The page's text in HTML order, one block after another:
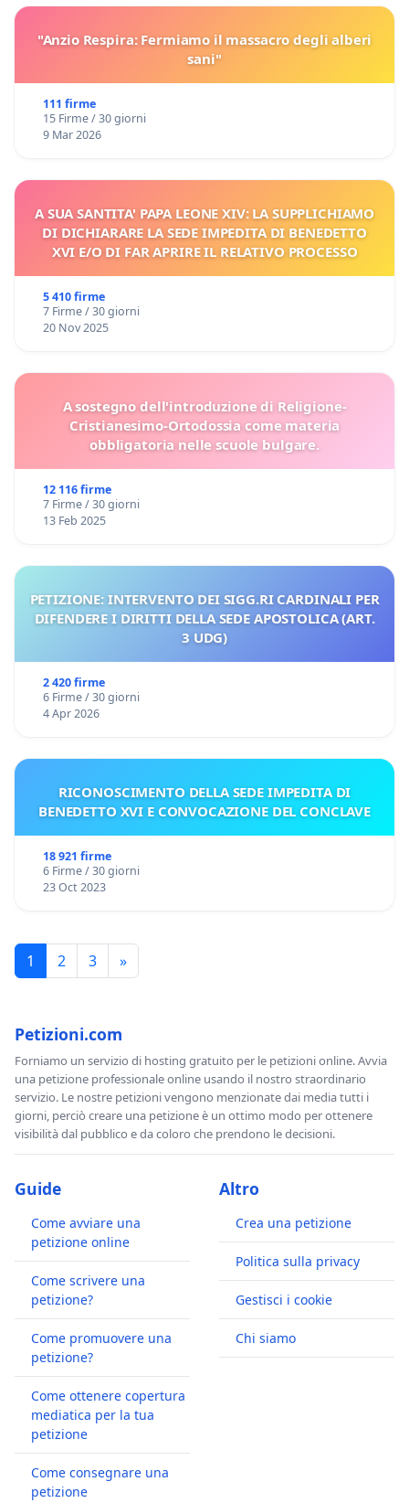
"Anzio Respira: Fermiamo il massacro degli alberi
sani"
111 firme
15 Firme / 30 giorni
9 Mar 2026
A SUA SANTITA' PAPA LEONE XIV: LA SUPPLICHIAMO
DI DICHIARARE LA SEDE IMPEDITA DI BENEDETTO
XVI E/O DI FAR APRIRE IL RELATIVO PROCESSO
5 410 firme
7 Firme / 30 giorni
20 Nov 2025
A sostegno dell'introduzione di Religione-
Cristianesimo-Ortodossia come materia
obbligatoria nelle scuole bulgare.
12 116 firme
7 Firme / 30 giorni
13 Feb 2025
PETIZIONE: INTERVENTO DEI SIGG.RI CARDINALI PER
DIFENDERE I DIRITTI DELLA SEDE APOSTOLICA (ART.
3 UDG)
2 420 firme
6 Firme / 30 giorni
4 Apr 2026
RICONOSCIMENTO DELLA SEDE IMPEDITA DI
BENEDETTO XVI E CONVOCAZIONE DEL CONCLAVE
18 921 firme
6 Firme / 30 giorni
23 Oct 2023
1 2 3 »
Petizioni.com
Forniamo un servizio di hosting gratuito per le petizioni online. Avvia
una petizione professionale online usando il nostro straordinario
servizio. Le nostre petizioni vengono menzionate dai media tutti i
giorni, perciò creare una petizione è un ottimo modo per ottenere
visibilità dal pubblico e da coloro che prendono le decisioni.
Guide
Come avviare una
petizione online
Come scrivere una
petizione?
Come promuovere una
petizione?
Come ottenere copertura
mediatica per la tua
petizione
Come consegnare una
petizione
Altro
Crea una petizione
Politica sulla privacy
Gestisci i cookie
Chi siamo